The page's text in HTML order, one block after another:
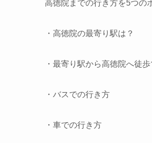
高徳院までの行き方を5つの
・高徳院の最寄り駅は？
・最寄り駅から高徳院へ徒
・バスでの行き方
・車での行き方